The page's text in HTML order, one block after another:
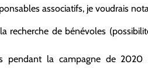
associatifs, je voudrais
recherche de bénévoles
pendant la campagne de